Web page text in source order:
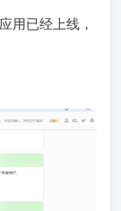
用已经上线，